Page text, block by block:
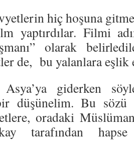
hiç hoşuna
yaptırdılar. Filmi
olarak
de, bu yalanlara eşlik
giderken
düşünelim. Bu sözü
oradaki
tarafından hapse